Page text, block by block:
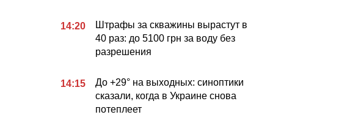
14:20
Штрафы за скважины вырастут в
40 раз: до 5100 грн за воду без
разрешения
14:15
До +29° на выходных: синоптики
сказали, когда в Украине снова
потеплеет